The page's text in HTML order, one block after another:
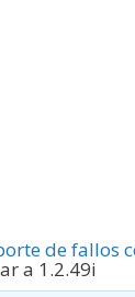
de fallos
a 1.2.49i